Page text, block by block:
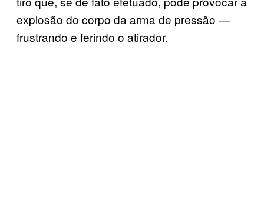
explosão do corpo da arma de pressão —
frustrando e ferindo o atirador.